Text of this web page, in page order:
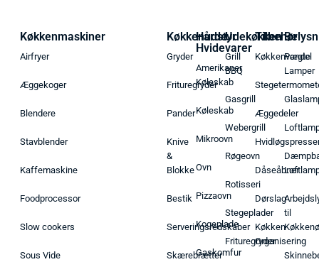
Køkkenmaskiner
Airfryer
Æggekoger
Blendere
Stavblender
Kaffemaskine
Foodprocessor
Slow cookers
Sous Vide
Køkkenudstyr
Gryder
Frituregryder
Pander
Knive
&
Blokke
Bestik
Serveringsredskaber
Skærebrætter
Hårde
Hvidevarer
Amerikaner
Køleskab
Køleskab
Mikroovn
Ovn
Pizzaovn
Kogeplade
Gaskomfur
Udekøkken
Grill
BBQ
Gasgrill
Webergrill
Røgeovn
Rotisseri
Stegeplader
Frituregryder
Tilbehør
Køkkenvægte
Æggedeler
Dåseåbner
Dørslag
Køkken
Organisering
Pendel
Lamper
til